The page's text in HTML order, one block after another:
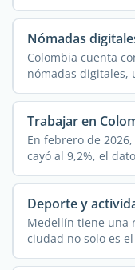
Nómadas
Colombia cuenta
nómadas digitales,
...
Trabajar en
En febrero de
cayó al 9,2%, el
Deporte y
Medellín tiene una
ciudad no solo es